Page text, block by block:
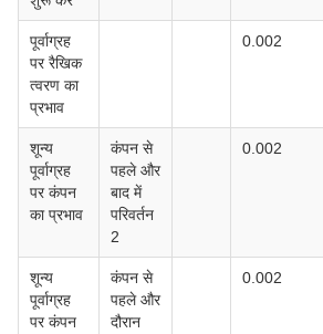
पूर्वाग्रह
पर रैखिक
त्वरण का
प्रभाव
0.002
शून्य
पूर्वाग्रह
पर कंपन
का प्रभाव
कंपन से
पहले और
बाद में
परिवर्तन
2
0.002
शून्य
पूर्वाग्रह
पर कंपन
कंपन से
पहले और
दौरान
0.002